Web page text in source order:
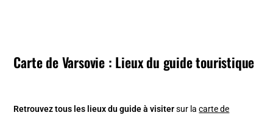
Carte de Varsovie : Lieux du guide touristique
Retrouvez tous les lieux du guide à visitersur lacarte de